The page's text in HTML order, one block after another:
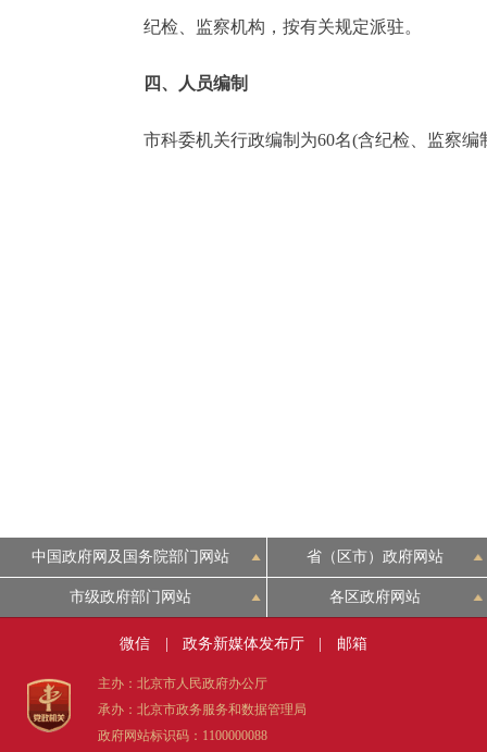
纪检、监察机构，按有关规定派驻。
四、人员编制
市科委机关行政编制为60名(含纪检、监察编
中国政府网及国务院部门网站 省（区市）政府网站
市级政府部门网站 各区政府网站
微信 政务新媒体发布厅 邮箱
主办：北京市人民政府办公厅
承办：北京市政务服务和数据管理局
政府网站标识码：1100000088